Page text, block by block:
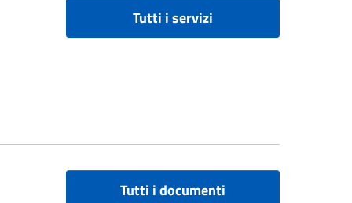
Tutti i servizi
Tutti i documenti